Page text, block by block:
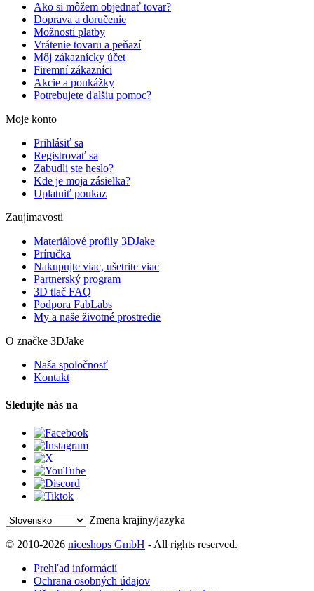
Ako si môžem objednať tovar?
Doprava a doručenie
Možnosti platby
Vrátenie tovaru a peňazí
Môj zákaznícky účet
Firemní zákazníci
Akcie a poukážky
Potrebujete ďalšiu pomoc?
Moje konto
Prihlásiť sa
Registrovať sa
Zabudli ste heslo?
Kde je moja zásielka?
Uplatniť poukaz
Zaujímavosti
Materiálové profily 3DJake
Príručka
Nakupujte viac, ušetrite viac
Partnerský program
3D tlač FAQ
Podpora FabLabs
My a naše životné prostredie
O značke 3DJake
Naša spoločnosť
Kontakt
Sledujte nás na
Zmena krajiny/jazyka
© 2010-2026 niceshops GmbH - All rights reserved.
Prehľad informácií
Ochrana osobných údajov